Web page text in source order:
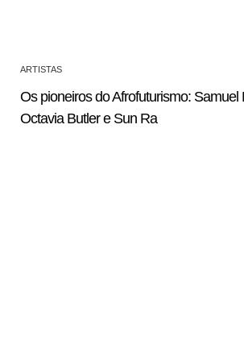
ARTISTAS
Os pioneiros do Afrofuturismo: Samuel
Octavia Butler e Sun Ra